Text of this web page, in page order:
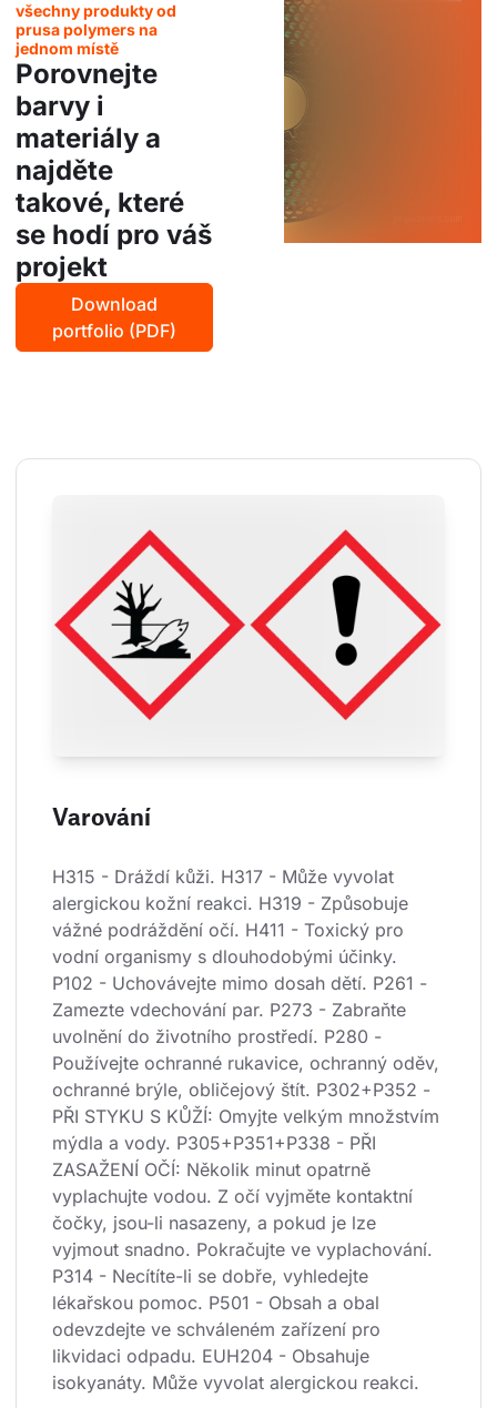
všechny produkty od
prusa polymers na
jednom místě
Porovnejte
barvy i
materiály a
najděte
takové, které
se hodí pro váš
projekt
Download
portfolio (PDF)
Varování
H315 - Dráždí kůži. H317 - Může vyvolat
alergickou kožní reakci. H319 - Způsobuje
vážné podráždění očí. H411 - Toxický pro
vodní organismy s dlouhodobými účinky.
P102 - Uchovávejte mimo dosah dětí. P261 -
Zamezte vdechování par. P273 - Zabraňte
uvolnění do životního prostředí. P280 -
Používejte ochranné rukavice, ochranný oděv,
ochranné brýle, obličejový štít. P302+P352 -
PŘI STYKU S KŮŽÍ: Omyjte velkým množstvím
mýdla a vody. P305+P351+P338 - PŘI
ZASAŽENÍ OČÍ: Několik minut opatrně
vyplachujte vodou. Z očí vyjměte kontaktní
čočky, jsou-li nasazeny, a pokud je lze
vyjmout snadno. Pokračujte ve vyplachování.
P314 - Necítíte-li se dobře, vyhledejte
lékařskou pomoc. P501 - Obsah a obal
odevzdejte ve schváleném zařízení pro
likvidaci odpadu. EUH204 - Obsahuje
isokyanáty. Může vyvolat alergickou reakci.